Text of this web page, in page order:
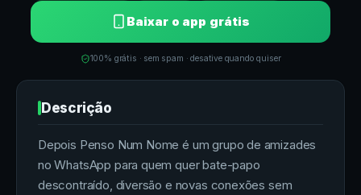
Baixar o app grátis
100% grátis · sem spam · desative quando quiser
Descrição
Depois Penso Num Nome é um grupo de amizades
no WhatsApp para quem quer bate-papo
descontraído, diversão e novas conexões sem